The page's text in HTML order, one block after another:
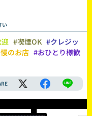
い
#喫煙OK #クレジッ
のお店 #おひとり様歓